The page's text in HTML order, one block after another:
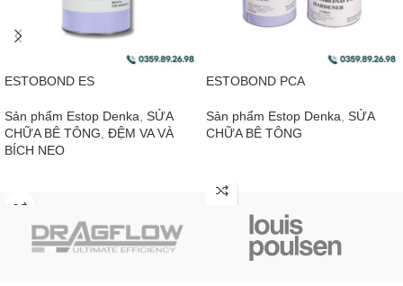
ESTOBOND ES
Sản phẩm Estop Denka, SỬA
CHỮA BÊ TÔNG, ĐỆM VA VÀ
BÍCH NEO
ESTOBOND PCA
Sản phẩm Estop Denka, SỬA
CHỮA BÊ TÔNG